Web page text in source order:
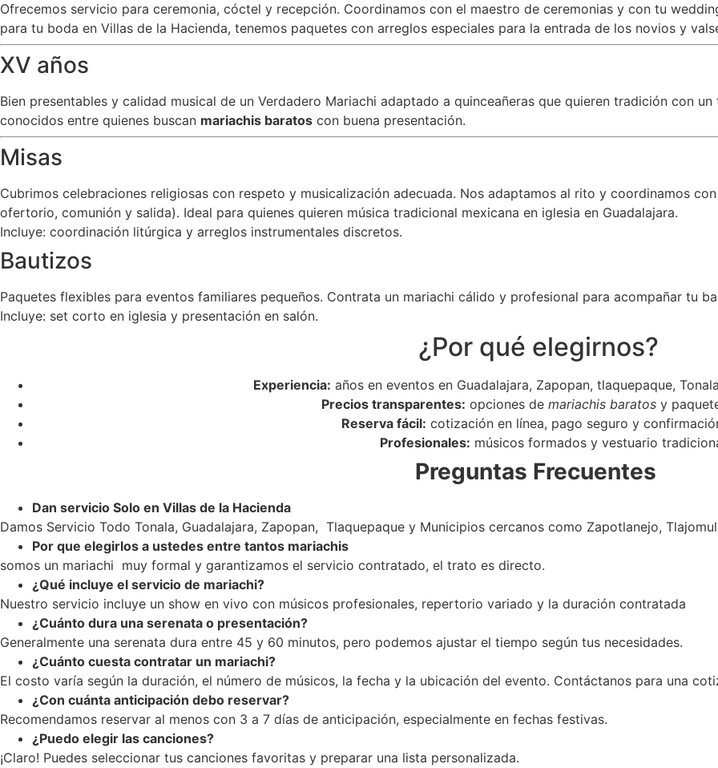
Ofrecemos servicio para ceremonia, cóctel y recepción. Coordinamos con el maestro de ceremonias y con tu
para tu boda en Villas de la Hacienda, tenemos paquetes con arreglos especiales para la entrada de los novios y
XV años
Bien presentables y calidad musical de un Verdadero Mariachi adaptado a quinceañeras que quieren tradición con
conocidos entre quienes buscan mariachis baratos con buena presentación.
Misas
Cubrimos celebraciones religiosas con respeto y musicalización adecuada. Nos adaptamos al rito y coordinamos
ofertorio, comunión y salida). Ideal para quienes quieren música tradicional mexicana en iglesia en Guadalajara.
Incluye: coordinación litúrgica y arreglos instrumentales discretos.
Bautizos
Paquetes flexibles para eventos familiares pequeños. Contrata un mariachi cálido y profesional para acompañar tu
Incluye: set corto en iglesia y presentación en salón.
¿Por qué elegirnos?
Experiencia: años en eventos en Guadalajara, Zapopan, tlaquepaque,
Precios transparentes: opciones de mariachis baratos y
Reserva fácil: cotización en línea, pago seguro y
Profesionales: músicos formados y vestuario
Preguntas Frecuentes
Dan servicio Solo en Villas de la Hacienda
Damos Servicio Todo Tonala, Guadalajara, Zapopan, Tlaquepaque y Municipios cercanos como Zapotlanejo,
Por que elegirlos a ustedes entre tantos mariachis
somos un mariachi muy formal y garantizamos el servicio contratado, el trato es directo.
¿Qué incluye el servicio de mariachi?
Nuestro servicio incluye un show en vivo con músicos profesionales, repertorio variado y la duración contratada
¿Cuánto dura una serenata o presentación?
Generalmente una serenata dura entre 45 y 60 minutos, pero podemos ajustar el tiempo según tus necesidades.
¿Cuánto cuesta contratar un mariachi?
El costo varía según la duración, el número de músicos, la fecha y la ubicación del evento. Contáctanos para una
¿Con cuánta anticipación debo reservar?
Recomendamos reservar al menos con 3 a 7 días de anticipación, especialmente en fechas festivas.
¿Puedo elegir las canciones?
¡Claro! Puedes seleccionar tus canciones favoritas y preparar una lista personalizada.